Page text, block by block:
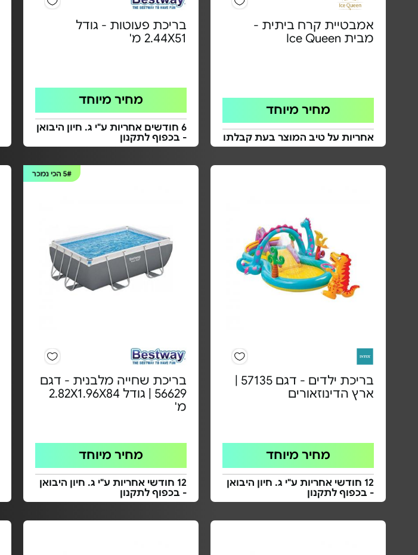
אמבטיית קרח ביתית -
מבית Ice Queen
מחיר מיוחד
אחריות על טיב המוצר בעת קבלתו
בריכת פעוטות - גודל
2.44X51 מ'
מחיר מיוחד
6 חודשים אחריות ע"י ג. חיון היבואן
- בכפוף לתקנון
בריכת ילדים - דגם 57135 |
ארץ הדינוזאורים
מחיר מיוחד
12 חודשי אחריות ע"י ג. חיון היבואן
- בכפוף לתקנון
5#הכי נמכר
בריכת שחייה מלבנית - דגם
56629 | גודל 2.82X1.96X84
מ'
מחיר מיוחד
12 חודשי אחריות ע"י ג. חיון היבואן
- בכפוף לתקנון